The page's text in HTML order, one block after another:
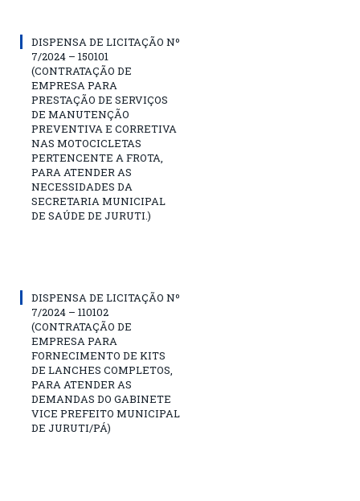
DISPENSA DE LICITAÇÃO Nº
7/2024 – 150101
(CONTRATAÇÃO DE
EMPRESA PARA
PRESTAÇÃO DE SERVIÇOS
DE MANUTENÇÃO
PREVENTIVA E CORRETIVA
NAS MOTOCICLETAS
PERTENCENTE A FROTA,
PARA ATENDER AS
NECESSIDADES DA
SECRETARIA MUNICIPAL
DE SAÚDE DE JURUTI.)
DISPENSA DE LICITAÇÃO Nº
7/2024 – 110102
(CONTRATAÇÃO DE
EMPRESA PARA
FORNECIMENTO DE KITS
DE LANCHES COMPLETOS,
PARA ATENDER AS
DEMANDAS DO GABINETE
VICE PREFEITO MUNICIPAL
DE JURUTI/PÁ)